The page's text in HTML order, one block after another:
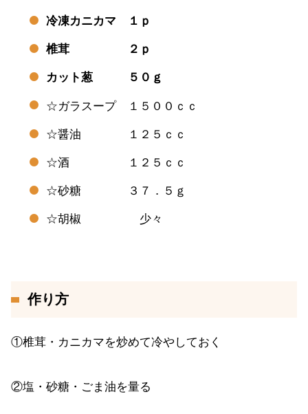
冷凍カニカマ １ｐ
椎茸 ２ｐ
カット葱 ５０ｇ
☆ガラスープ １５００ｃｃ
☆醤油 １２５ｃｃ
☆酒 １２５ｃｃ
☆砂糖 ３７．５ｇ
☆胡椒 少々
作り方
①椎茸・カニカマを炒めて冷やしておく
②塩・砂糖・ごま油を量る